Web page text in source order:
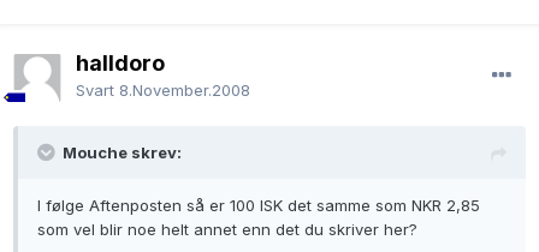
halldoro
Svart 8.November.2008
Mouche skrev:
I følge Aftenposten så er 100 ISK det samme som NKR 2,85
som vel blir noe helt annet enn det du skriver her?